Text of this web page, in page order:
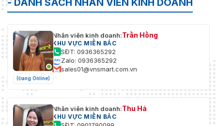
- DANH SÁCH NHÂN VIÊN KINH DOANH
(Đang Online)
Nhân viên kinh doanh:Trần Hồng
KHU VỰC MIỀN BẮC
SĐT: 0936365292
Zalo: 0936365292
sales01@vnsmart.com.vn
Nhân viên kinh doanh:Thu Hà
KHU VỰC MIỀN BẮC